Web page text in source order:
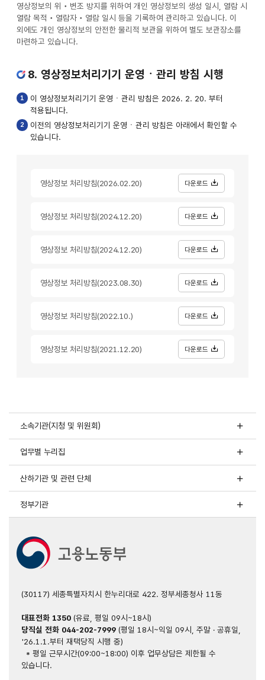
영상정보의 위‧변조 방지를 위하여 개인 영상정보의 생성 일시, 열람 시
열람 목적‧열람자‧열람 일시 등을 기록하여 관리하고 있습니다. 이
외에도 개인 영상정보의 안전한 물리적 보관을 위하여 별도 보관장소를
마련하고 있습니다.
8. 영상정보처리기기 운영ㆍ관리 방침 시행
1
이 영상정보처리기기 운영ㆍ관리 방침은 2026. 2. 20. 부터
적용됩니다.
2
이전의 영상정보처리기기 운영ㆍ관리 방침은 아래에서 확인할 수
있습니다.
영상정보 처리방침(2026.02.20) 다운로드
영상정보 처리방침(2024.12.20) 다운로드
영상정보 처리방침(2024.12.20) 다운로드
영상정보 처리방침(2023.08.30) 다운로드
영상정보 처리방침(2022.10.) 다운로드
영상정보 처리방침(2021.12.20) 다운로드
소속기관(지청 및 위원회)
업무별 누리집
산하기관 및 관련 단체
정부기관
(30117) 세종특별자치시 한누리대로 422. 정부세종청사 11동
대표전화 1350(유료, 평일 09시~18시)
당직실 전화 044-202-7999(평일 18시~익일 09시, 주말 · 공휴일,
'26.1.1.부터 재택당직 시행 중)
* 평일 근무시간(09:00~18:00) 이후 업무상담은 제한될 수
있습니다.